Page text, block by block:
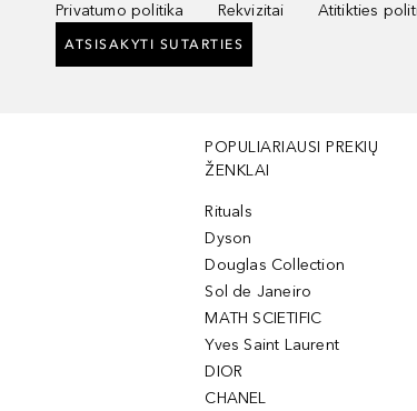
Privatumo politika Rekvizitai Atitikties
ATSISAKYTI SUTARTIES
POPULIARIAUSI PREKIŲ
ŽENKLAI
Rituals
Dyson
Douglas Collection
Sol de Janeiro
MATH SCIETIFIC
Yves Saint Laurent
DIOR
CHANEL